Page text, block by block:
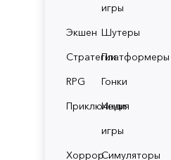
игры
Экшен Шутеры
СтратегииПлатформеры
RPG
Гонки
Приключения
Инди
игры
ХоррорСимуляторы